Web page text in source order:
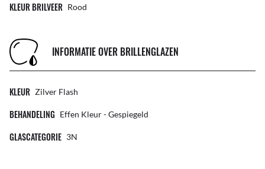
KLEUR BRILVEER Rood
INFORMATIE OVER BRILLENGLAZEN
KLEUR Zilver Flash
BEHANDELING Effen Kleur - Gespiegeld
GLASCATEGORIE 3N